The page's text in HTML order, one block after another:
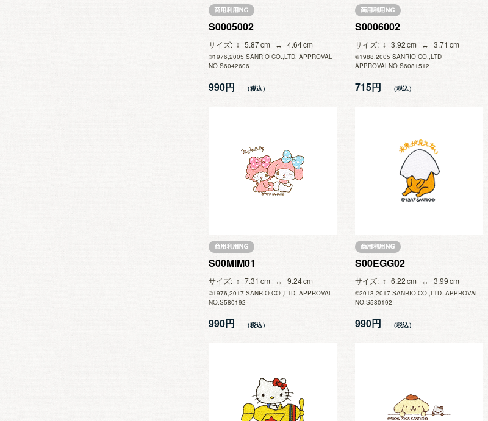
S0005002
サイズ 5.87 4.64
©1976,2005 SANRIO CO.,LTD. APPROVAL
NO.S6042606
990円
S0006002
サイズ 3.92 3.71
©1988,2005 SANRIO CO.,LTD
APPROVALNO.S6081512
715円
S00MIM01
サイズ 7.31 9.24
©1976,2017 SANRIO CO.,LTD. APPROVAL
NO.S580192
990円
S00EGG02
サイズ 6.22 3.99
©2013,2017 SANRIO CO.,LTD. APPROVAL
NO.S580192
990円